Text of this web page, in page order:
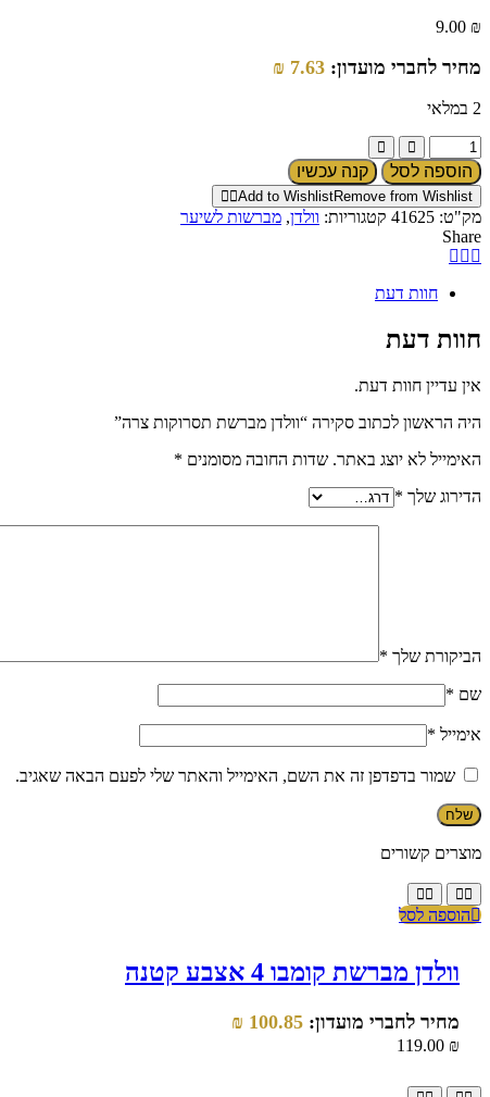
9.00 ₪
מחיר לחברי מועדון: 7.63
₪
2 במלאי
כמות
של
וולדן
מברשת
תסרוקות
צרה
הוספה לסל קנה עכשיו
Add to WishlistRemove from Wishlist
מק"ט: 41625 קטגוריות: וולדן, מברשות לשיער
Share
חוות דעת
חוות דעת
אין עדיין חוות דעת.
היה הראשון לכתוב סקירה “וולדן מברשת תסרוקות צרה”
האימייל לא יוצג באתר. שדות החובה מסומנים *
הדירוג שלך *
הביקורת שלך *
שם *
אימייל *
שמור בדפדפן זה את השם, האימייל והאתר שלי לפעם הבאה שאגיב.
מוצרים קשורים
הוספה לסל
וולדן מברשת קומבו 4 אצבע קטנה
מחיר לחברי מועדון: 100.85
₪
119.00 ₪